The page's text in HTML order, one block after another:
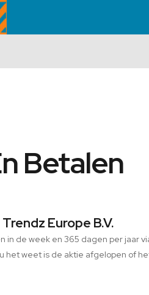
Betalen
Europe B.V.
in de week en 365 dagen per jaar
het weet is de aktie afgelopen of